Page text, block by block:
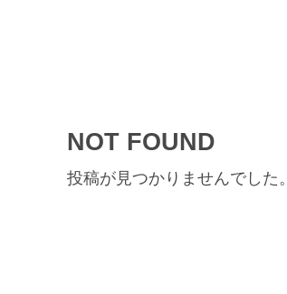
NOT FOUND
投稿が見つかりませんでした。